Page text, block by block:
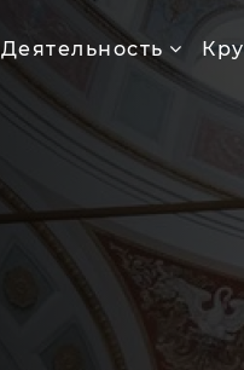
Деятельность